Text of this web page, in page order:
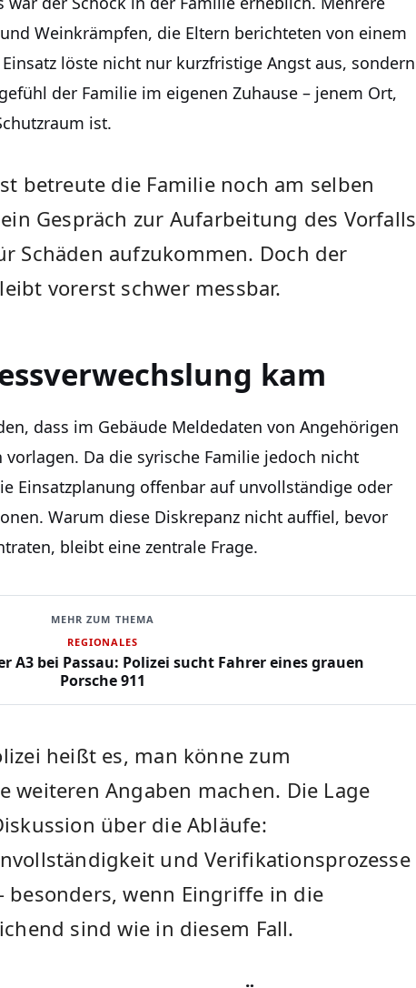
Weinkrämpfen, die Eltern berichteten von einem
löste nicht nur kurzfristige Angst aus, sondern
der Familie im eigenen Zuhause – jenem Ort,
ist.
betreute die Familie noch am selben
Gespräch zur Aufarbeitung des Vorfalls
Schäden aufzukommen. Doch der
vorerst schwer messbar.
kam
dass im Gebäude Meldedaten von Angehörigen
Da die syrische Familie jedoch nicht
Einsatzplanung offenbar auf unvollständige oder
Warum diese Diskrepanz nicht auffiel, bevor
bleibt eine zentrale Frage.
MEHR ZUM THEMA
REGIONALES
A3 bei Passau: Polizei sucht Fahrer eines grauen
Porsche 911
heißt es, man könne zum
weiteren Angaben machen. Die Lage
über die Abläufe:
und Verifikationsprozesse
besonders, wenn Eingriffe in die
sind wie in diesem Fall.